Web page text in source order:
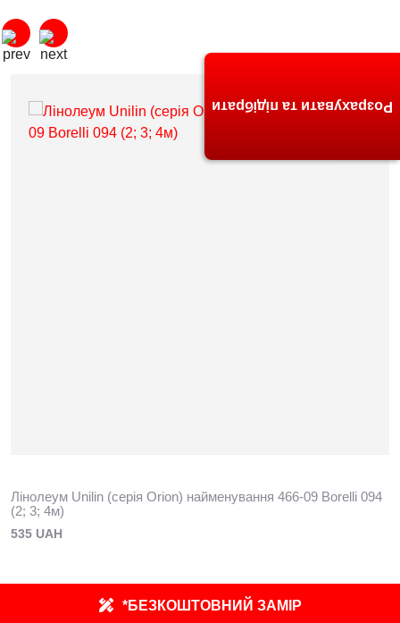
Лінолеум Unilin (серія Orion) найменування 466-09 Borelli 094
(2; 3; 4м)
535 UAH
*БЕЗКОШТОВНИЙ ЗАМІР
Розрахувати та підібрати